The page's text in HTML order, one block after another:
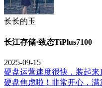
长长的玉
长江存储·致态TiPlus7100
2025-09-15
硬盘运营速度很快，装起
硬盘焦虑啦！非常开心，